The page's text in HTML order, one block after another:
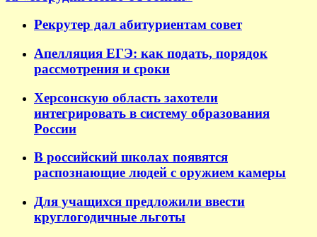
Рекрутер дал абитуриентам совет
Апелляция ЕГЭ: как подать, порядок
рассмотрения и сроки
Херсонскую область захотели
интегрировать в систему образования
России
В российский школах появятся
распознающие людей с оружием камеры
Для учащихся предложили ввести
круглогодичные льготы